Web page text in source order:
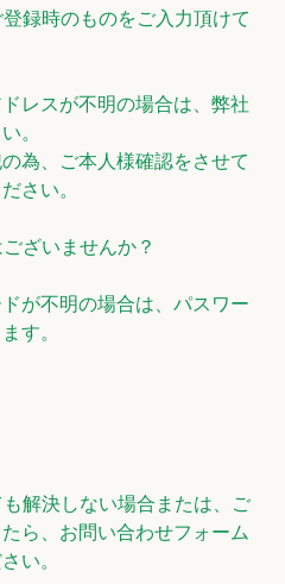
録時のものをご入力頂けて
レスが不明の場合は、弊社
。
為、ご本人様確認をさせて
さい。
ざいませんか？
が不明の場合は、パスワー
す。
解決しない場合または、ご
ら、 お問い合わせフォーム
い。